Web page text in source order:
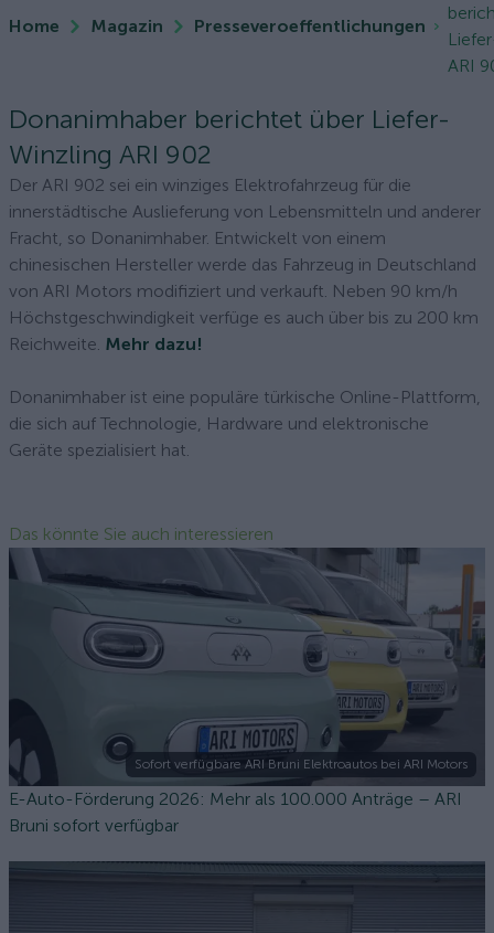
Home Magazin Presseveroeffentlichungen
ARI
Donanimhaber berichtet über Liefer-
Winzling ARI 902
Der ARI 902 sei ein winziges Elektrofahrzeug für die
innerstädtische Auslieferung von Lebensmitteln und anderer
Fracht, so Donanimhaber. Entwickelt von einem
chinesischen Hersteller werde das Fahrzeug in Deutschland
von ARI Motors modifiziert und verkauft. Neben 90 km/h
Höchstgeschwindigkeit verfüge es auch über bis zu 200 km
Reichweite. Mehr dazu!
Donanimhaber ist eine populäre türkische Online-Plattform,
die sich auf Technologie, Hardware und elektronische
Geräte spezialisiert hat.
Das könnte Sie auch interessieren
Sofort verfügbare ARI Bruni Elektroautos bei ARI Motors
E-Auto-Förderung 2026: Mehr als 100.000 Anträge – ARI
Bruni sofort verfügbar